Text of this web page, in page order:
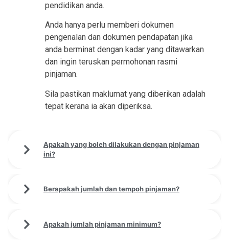
pendidikan anda.
Anda hanya perlu memberi dokumen
pengenalan dan dokumen pendapatan jika
anda berminat dengan kadar yang ditawarkan
dan ingin teruskan permohonan rasmi
pinjaman.
Sila pastikan maklumat yang diberikan adalah
tepat kerana ia akan diperiksa.
Apakah yang boleh dilakukan dengan pinjaman
ini?
Berapakah jumlah dan tempoh pinjaman?
Apakah jumlah pinjaman minimum?